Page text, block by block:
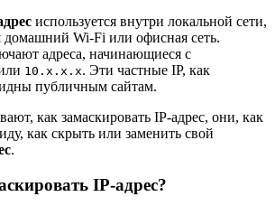
используется внутри локальной сети,
домашний Wi-Fi или офисная сеть.
адреса, начинающиеся с
10.x.x.x. Эти частные IP, как
публичным сайтам.
как замаскировать IP-адрес, они, как
как скрыть или заменить свой
.
IP-адрес?